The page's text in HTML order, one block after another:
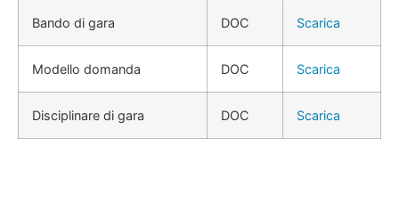
Bando di gara DOC Scarica
Modello domanda DOC Scarica
Disciplinare di gara DOC Scarica